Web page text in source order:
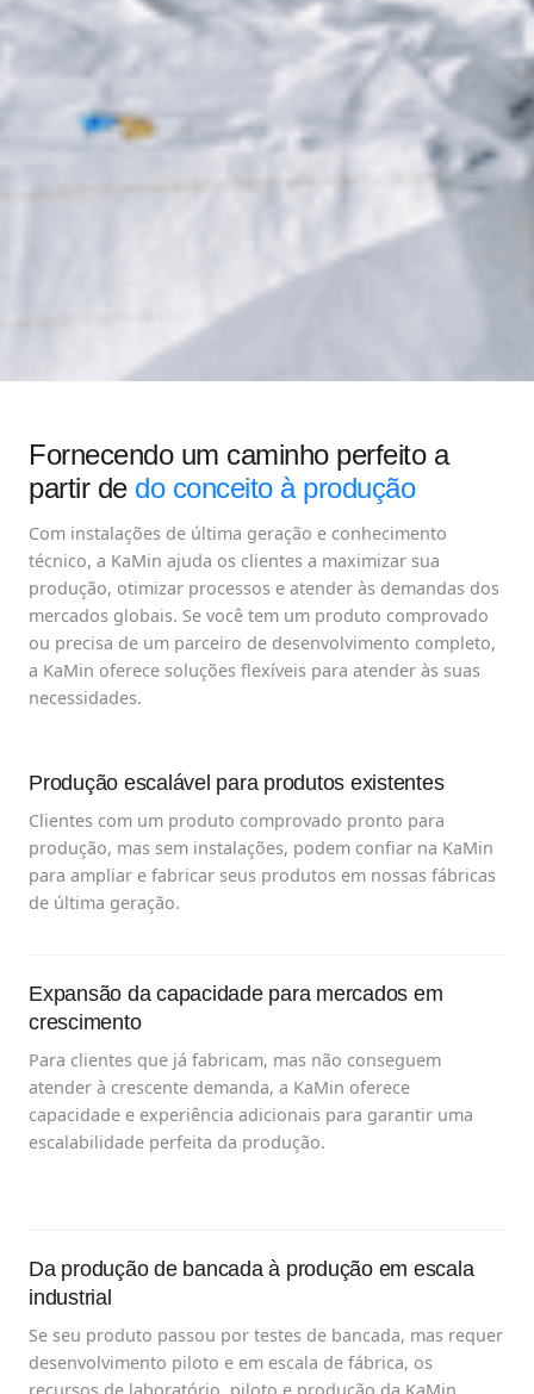
Fornecendo um caminho perfeito a
partir de do conceito à produção
Com instalações de última geração e conhecimento
técnico, a KaMin ajuda os clientes a maximizar sua
produção, otimizar processos e atender às demandas dos
mercados globais. Se você tem um produto comprovado
ou precisa de um parceiro de desenvolvimento completo,
a KaMin oferece soluções flexíveis para atender às suas
necessidades.
Produção escalável para produtos existentes
Clientes com um produto comprovado pronto para
produção, mas sem instalações, podem confiar na KaMin
para ampliar e fabricar seus produtos em nossas fábricas
de última geração.
Expansão da capacidade para mercados em
crescimento
Para clientes que já fabricam, mas não conseguem
atender à crescente demanda, a KaMin oferece
capacidade e experiência adicionais para garantir uma
escalabilidade perfeita da produção.
Da produção de bancada à produção em escala
industrial
Se seu produto passou por testes de bancada, mas requer
desenvolvimento piloto e em escala de fábrica, os